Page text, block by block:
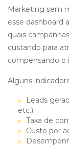
Marketing sem
esse dashboard
quais
custando para
compensando
Alguns
Leads
etc.).
Taxa de
Custo por